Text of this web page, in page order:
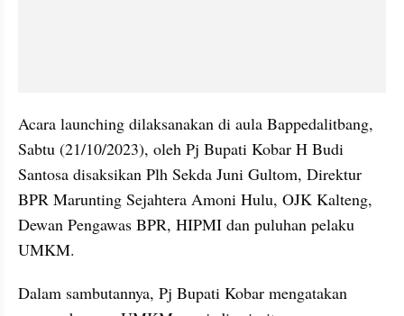
Acara launching dilaksanakan di aula Bappedalitbang,
Sabtu (21/10/2023), oleh Pj Bupati Kobar H Budi
Santosa disaksikan Plh Sekda Juni Gultom, Direktur
BPR Marunting Sejahtera Amoni Hulu, OJK Kalteng,
Dewan Pengawas BPR, HIPMI dan puluhan pelaku
UMKM.
Dalam sambutannya, Pj Bupati Kobar mengatakan